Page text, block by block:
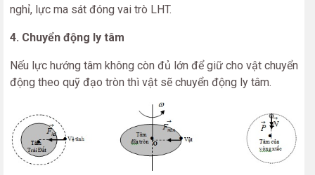
nghỉ, lực ma sát đóng vai trò LHT.
4. Chuyển động ly tâm
Nếu lực hướng tâm không còn đủ lớn để giữ cho vật chuyển
động theo quỹ đạo tròn thì vật sẽ chuyển động ly tâm.